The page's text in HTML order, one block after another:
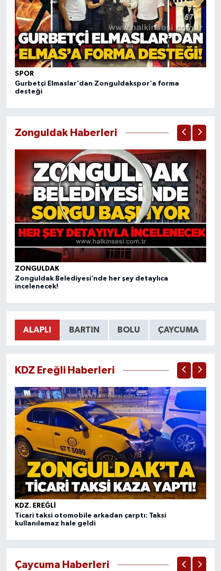
SPOR
Gurbetçi Elmaslar'dan Zonguldakspor'a forma
desteği
Zonguldak Haberleri
ZONGULDAK
Zonguldak Belediyesi’nde her şey detaylıca
incelenecek!
ALAPLI BARTIN BOLU ÇAYCUMA
KDZ Ereğli Haberleri
KDZ. EREĞLI
Ticari taksi otomobile arkadan çarptı: Taksi
kullanılamaz hale geldi
Çaycuma Haberleri
Röportaj
Sağlık
SİYASET
Spor
Yaşam